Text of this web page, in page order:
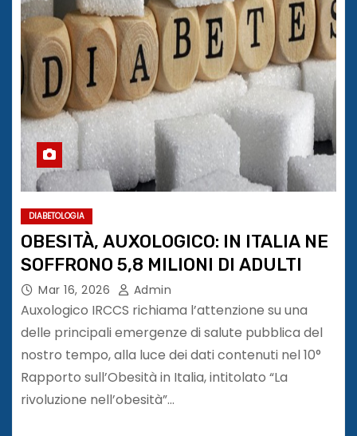
DIABETOLOGIA
OBESITÀ, AUXOLOGICO: IN ITALIA NE
SOFFRONO 5,8 MILIONI DI ADULTI
Mar 16, 2026 Admin
Auxologico IRCCS richiama l’attenzione su una
delle principali emergenze di salute pubblica del
nostro tempo, alla luce dei dati contenuti nel 10°
Rapporto sull’Obesità in Italia, intitolato “La
rivoluzione nell’obesità”…